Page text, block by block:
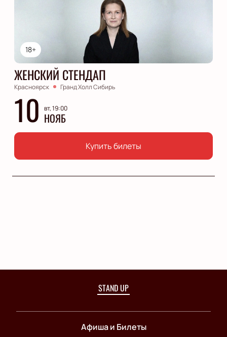
18+
ЖЕНСКИЙ СТЕНДАП
Красноярск Гранд Холл Сибирь
10 вт, 19:00
НОЯБ
Купить билеты
STAND UP
Афиша и Билеты